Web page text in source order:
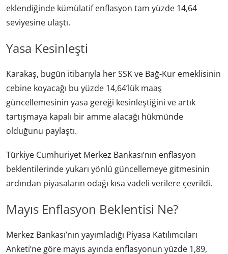
eklendiğinde kümülatif enflasyon tam yüzde 14,64
seviyesine ulaştı.
Yasa Kesinleşti
Karakaş, bugün itibarıyla her SSK ve Bağ-Kur emeklisinin
cebine koyacağı bu yüzde 14,64’lük maaş
güncellemesinin yasa gereği kesinleştiğini ve artık
tartışmaya kapalı bir amme alacağı hükmünde
olduğunu paylaştı.
Türkiye Cumhuriyet Merkez Bankası’nın enflasyon
beklentilerinde yukarı yönlü güncellemeye gitmesinin
ardından piyasaların odağı kısa vadeli verilere çevrildi.
Mayıs Enflasyon Beklentisi Ne?
Merkez Bankası’nın yayımladığı Piyasa Katılımcıları
Anketi’ne göre mayıs ayında enflasyonun yüzde 1,89,